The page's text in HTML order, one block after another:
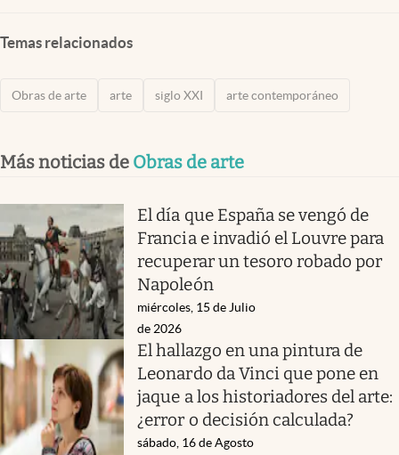
Temas relacionados
Obras de arte arte siglo XXI arte contemporáneo
Más noticias de Obras de arte
El día que España se vengó de
Francia e invadió el Louvre para
recuperar un tesoro robado por
Napoleón
miércoles, 15 de Julio
de 2026
El hallazgo en una pintura de
Leonardo da Vinci que pone en
jaque a los historiadores del arte:
¿error o decisión calculada?
sábado, 16 de Agosto